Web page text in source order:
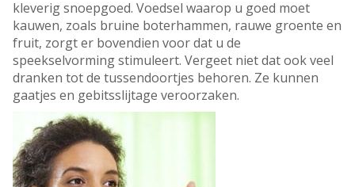
kleverig snoepgoed. Voedsel waarop u goed moet
kauwen, zoals bruine boterhammen, rauwe groente en
fruit, zorgt er bovendien voor dat u de
speekselvorming stimuleert. Vergeet niet dat ook veel
dranken tot de tussendoortjes behoren. Ze kunnen
gaatjes en gebitsslijtage veroorzaken.